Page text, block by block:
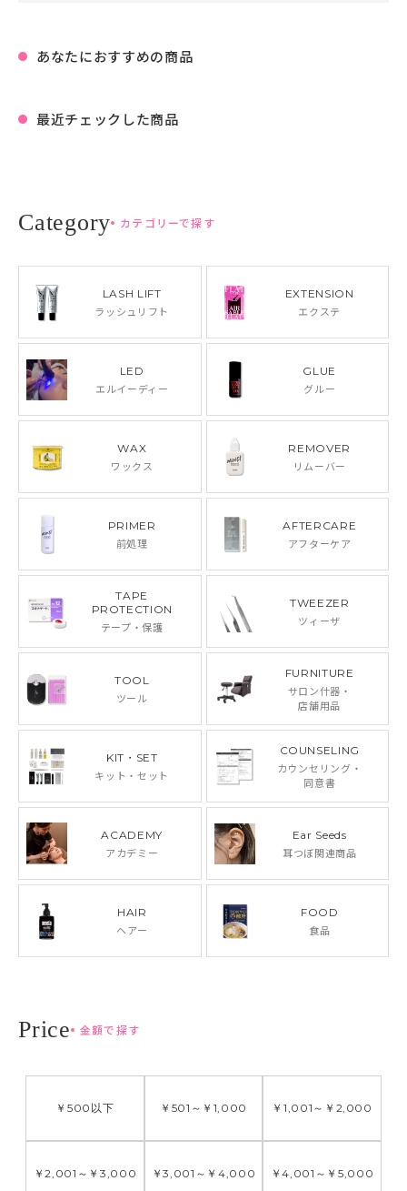
あなたにおすすめの商品
最近チェックした商品
カテゴリーで探す
LASH LIFT
ラッシュリフト
EXTENSION
エクステ
LED
エルイーディー
GLUE
グルー
WAX
ワックス
REMOVER
リムーバー
PRIMER
前処理
AFTERCARE
アフターケア
TAPE
PROTECTION
テープ・保護
TWEEZER
ツィーザ
TOOL
ツール
FURNITURE
サロン什器・
店舗用品
KIT・SET
キット・セット
COUNSELING
カウンセリング・
同意書
ACADEMY
アカデミー
Ear Seeds
耳つぼ関連商品
HAIR
ヘアー
FOOD
食品
金額で探す
￥500 以下 ￥501 ～ ￥1,000 ￥1,001 ～ ￥2,000
￥2,001 ～ ￥3,000 ￥3,001 ～ ￥4,000 ￥4,001 ～ ￥5,000